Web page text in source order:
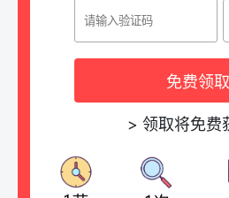
免费领取
> 领取将免费